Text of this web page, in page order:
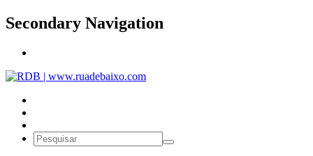
Secondary Navigation